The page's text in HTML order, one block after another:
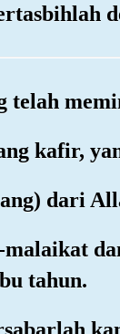
telah
kafir,
dari
tahun.